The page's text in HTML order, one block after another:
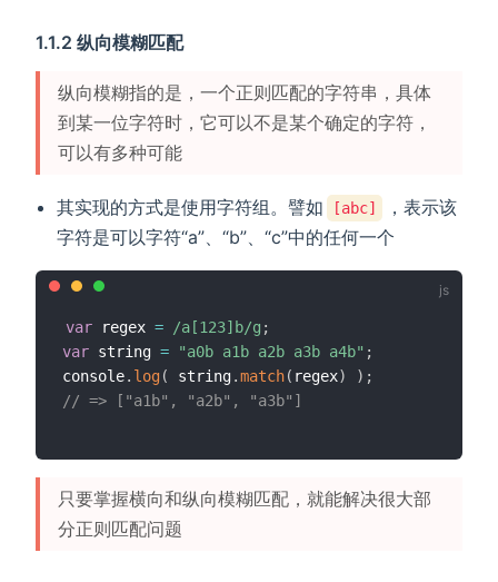
1.1.2 纵向模糊匹配
纵向模糊指的是，一个正则匹配的字符串，具体
到某一位字符时，它可以不是某个确定的字符，
可以有多种可能
其实现的方式是使用字符组。譬如 [abc]
，表示该
字符是可以字符“a”、“b”、“c”中的任何一个
var regex = /a[123]b/g ;
var string = "a0b a1b a2b a3b a4b" ;
console. log( string.match( regex) ) ;
// => ["a1b", "a2b", "a3b"]
只要掌握横向和纵向模糊匹配，就能解决很大部
分正则匹配问题